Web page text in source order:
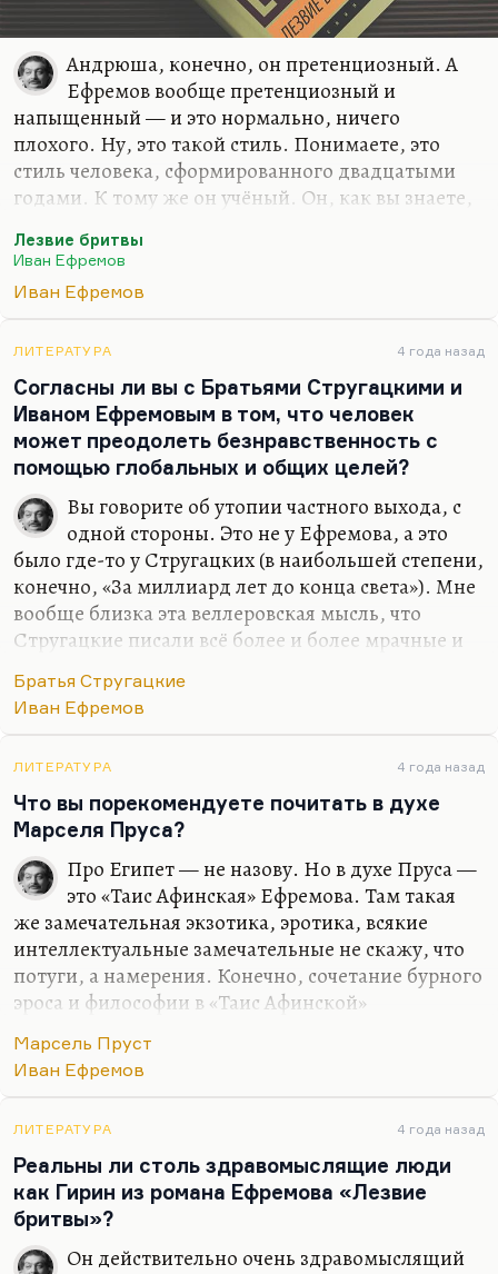
Андрюша, конечно, он претенциозный. А
Ефремов вообще претенциозный и
напыщенный — и это нормально, ничего
плохого. Ну, это такой стиль. Понимаете, это
стиль человека, сформированного двадцатыми
годами. К тому же он учёный. Он, как вы знаете,
изучает ископаемые и останки. Он верит во
всевластие и всесилие науки. Он патетический
человек вообще, возросший, как он сам
Верне — на людях, верящих в абсолютную мощь
разума. Я уже не говорю о том, что в «Лезвии
бритвы», как и в «Олгой-Хорхой», довольно много
просто хороших страшных придумок. Вот эти
серые кристаллы, эта диадема, которую надевают
на голову, и она…
Лезвие бритвы
Иван Ефремов
Иван Ефремов
ЛИТЕРАТУРА 4 года назад
Согласны ли вы с Братьями Стругацкими и
Иваном Ефремовым в том, что человек
может преодолеть безнравственность с
помощью глобальных и общих целей?
Вы говорите об утопии частного выхода, с
одной стороны. Это не у Ефремова, а это
было где-то у Стругацких (в наибольшей степени,
конечно, «За миллиард лет до конца света»). Мне
вообще близка эта веллеровская мысль, что
Стругацкие писали всё более и более мрачные и
вещи. Это автоэпитафии всё — и «За миллиард
лет до конца света», и в особенности «Жук в
правы в том, что можно в безнадёжном обществе
пытаться хотя бы, как они любили повторять, «всё
видеть, всё слышать, всё понимать», оставаться
хронистами этого общества, чтобы противостоять
ему. У них была идея безнадёжного
сопротивления. Это не Теория малых дел.…
Братья Стругацкие
Иван Ефремов
ЛИТЕРАТУРА 4 года назад
Что вы порекомендуете почитать в духе
Марселя Пруса?
Про Египет — не назову. Но в духе Пруса —
это «Таис Афинская» Ефремова. Там такая
же замечательная экзотика, эротика, всякие
интеллектуальные замечательные не скажу, что
потуги, а намерения. Конечно, сочетание бурного
эроса и философии в «Таис Афинской»
Серебряного века, на которых, собственно,
Ефремов и был воспитан.
Понимаете, как? Конечно, в рассуждениях
Гирина есть своя пошлятина, но дело в том, что
человек-то он обаятельный, обаятельна его
жертвенность, альтруизм, сила. Он —
воплощение лучших черт идеального советского
человека. Таким был и Ефремов, великий наш
Марсель Пруст
Иван Ефремов
ЛИТЕРАТУРА 4 года назад
Реальны ли столь здравомыслящие люди
как Гирин из романа Ефремова «Лезвие
бритвы»?
Он действительно очень здравомыслящий